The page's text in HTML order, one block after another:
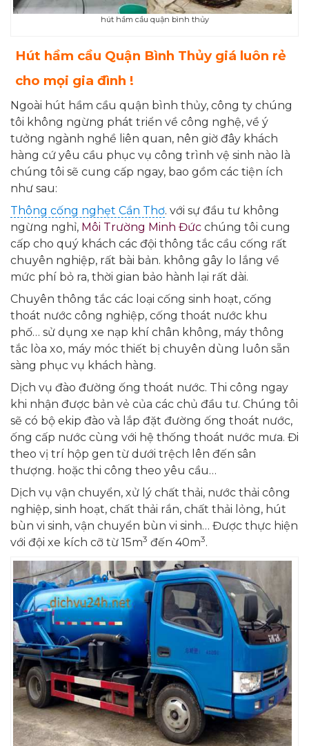
hút hầm cầu quận bình thủy
Hút hầm cầu Quận Bình Thủy giá luôn rẻ
cho mọi gia đình !
Ngoài hút hầm cầu quận bình thủy, công ty chúng
tôi không ngừng phát triển về công nghệ, về ý
tưởng ngành nghề liên quan, nên giờ đây khách
hàng cứ yêu cầu phục vụ công trình vệ sinh nào là
chúng tôi sẽ cung cấp ngay, bao gồm các tiện ích
như sau:
Thông cống nghẹt Cần Thơ. với sự đầu tư không
ngừng nghỉ, Môi Trường Minh Đức chúng tôi cung
cấp cho quý khách các đội thông tắc cầu cống rất
chuyên nghiệp, rất bài bản. không gây lo lắng về
mức phí bỏ ra, thời gian bảo hành lại rất dài.
Chuyên thông tắc các loại cống sinh hoạt, cống
thoát nước công nghiệp, cống thoát nước khu
phố… sử dụng xe nạp khí chân không, máy thông
tắc lòa xo, máy móc thiết bị chuyên dùng luôn sẵn
sàng phục vụ khách hàng.
Dịch vụ đào đường ống thoát nước. Thi công ngay
khi nhận được bản vẻ của các chủ đầu tư. Chúng tôi
sẽ có bộ ekip đào và lắp đặt đường ống thoát nước,
ống cấp nước cùng với hệ thống thoát nước mưa. Đi
theo vị trí hộp gen từ dưới trệch lên đến sân
thượng. hoặc thi công theo yêu cầu…
Dịch vụ vận chuyển, xử lý chất thải, nước thải công
nghiệp, sinh hoạt, chất thải rắn, chất thải lỏng, hút
bùn vi sinh, vận chuyển bùn vi sinh… Được thực hiện
với đội xe kích cỡ từ 15m3 đến 40m3.